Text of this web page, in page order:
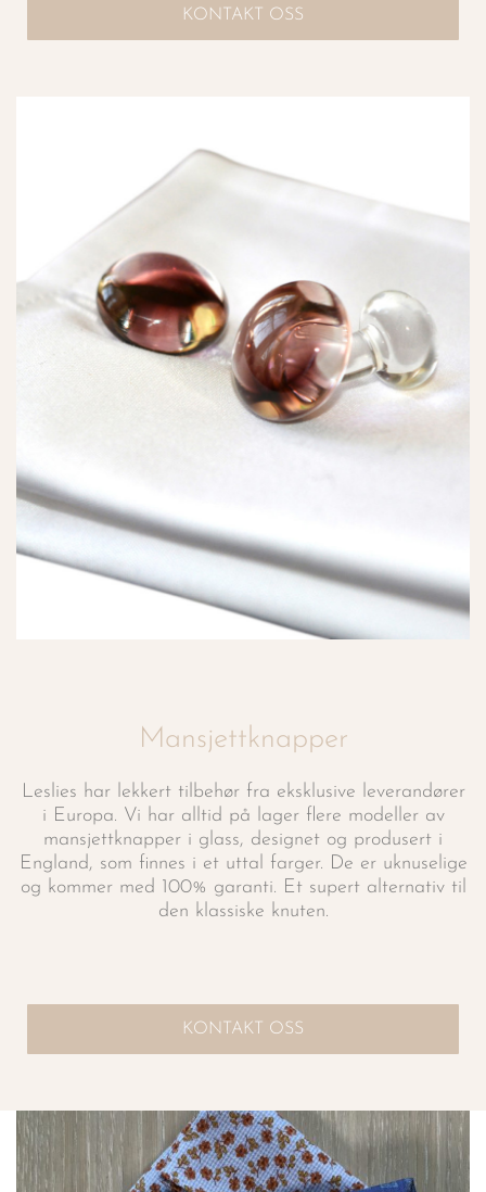
KONTAKT OSS
Mansjettknapper
Leslies har lekkert tilbehør fra eksklusive leverandører
i Europa. Vi har alltid på lager flere modeller av
mansjettknapper i glass, designet og produsert i
England, som finnes i et uttal farger. De er uknuselige
og kommer med 100% garanti. Et supert alternativ til
den klassiske knuten.
KONTAKT OSS